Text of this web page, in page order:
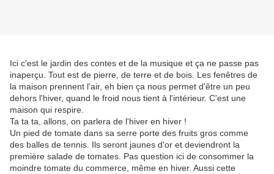
Ici c'est le jardin des contes et de la musique et ça ne passe pas
inaperçu. Tout est de pierre, de terre et de bois. Les fenêtres de
la maison prennent l'air, eh bien ça nous permet d'être un peu
dehors l'hiver, quand le froid nous tient à l'intérieur. C'est une
maison qui respire.
Ta ta ta, allons, on parlera de l'hiver en hiver !
Un pied de tomate dans sa serre porte des fruits gros comme
des balles de tennis. Ils seront jaunes d'or et deviendront la
première salade de tomates. Pas question ici de consommer la
moindre tomate du commerce, même en hiver. Aussi cette